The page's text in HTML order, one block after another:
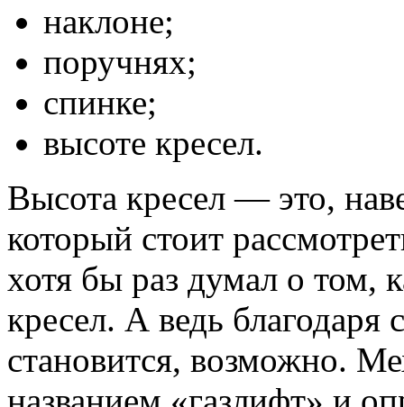
наклоне;
поручнях;
спинке;
высоте кресел.
Высота кресел — это,
который стоит
хотя бы раз думал о том,
кресел. А ведь благодаря
становится, возможно.